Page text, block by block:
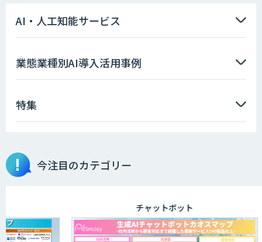
Docify（ドシファイ）
ログミーツ powered by GPT-4
JOINT AI Flow byGMO
AI・人工知能サービス
業態業種別AI導入活用事例
特集
今注目のカテゴリー
チャットボット